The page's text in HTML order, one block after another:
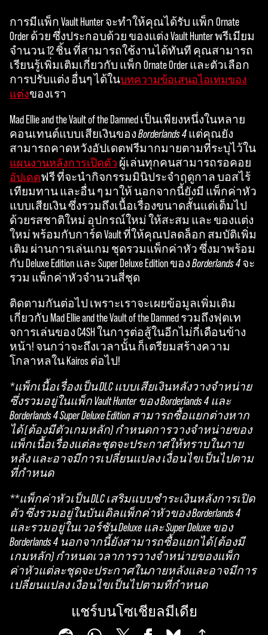
การมีแพ็ก Vault Hunter จะทำให้คุณได้รับ แพ็ก Ornate
Order ด้วย ซึ่งประกอบด้วย ของแต่ง Vault Hunter พรีเมียม
จำนวน 12 ชิ้น ที่สามารถใช้งานได้ทันที คุณสามารถ
เรียนรู้เพิ่มเติมเกี่ยวกับ แพ็ก Ornate Order และตัวเลือก
การปรับแต่ง อื่นๆ ได้ในบทความข้อเสนอไอเทมของ
แต่งของเรา
Mad Ellie and the Vault of the Damned เป็นเพียงหนึ่งในหลาย
คอนเทนต์แบบเสียเงินของBorderlands 4แต่คุณยัง
สามารถคาดหวังอัปเดตฟรีมากมายตามที่ระบุไว้ใน
แผนงานหลังการเปิดตัว ผู้เล่นทุกคนสามารถรอคอย
อัปเดตฟรี ที่จะนำกิจกรรมมินิประจำฤดูกาล บอสไร้
เทียมทาน และอื่น ๆ มาให้ นอกจากนี้ยังมี แพ็กค่าหัว
แบบเสียเงิน ซึ่งรวมถึงเนื้อเรื่องขนาดสั้นแต่เต็มไป
ด้วยรสชาติใหม่ อุปกรณ์ใหม่ ให้สะสม และ ของแต่ง
ใหม่ พร้อมกับการ์ด Vault ที่ให้คุณปลดล็อก สมบัติเพิ่ม
เติม ผ่านการเล่นเกม ชุดรวมแพ็กค่าหัว ซึ่งมาพร้อม
กับ Deluxe Edition และ Super Deluxe Edition ของBorderlands 4จะ
รวม แพ็กค่าหัวจำนวนสี่ชุด
ติดตามกันต่อไป เพราะเราจะเผยข้อมูลเพิ่มเติม
เกี่ยวกับ Mad Ellie and the Vault of the Damned รวมถึงฟุตเท
จการเล่นของ C4SH ในการต่อสู้ในอีกไม่กี่เดือนข้าง
หน้า! จนกว่าจะถึงเวลานั้น ก็เตรียมสร้างความ
โกลาหลใน Kairos ต่อไป!
*แพ็กเนื้อเรื่องเป็น DLC แบบเสียเงินหลังวางจำหน่าย
ซึ่งรวมอยู่ในแพ็ก Vault Hunter ของ Borderlands 4 และ
Borderlands 4 Super Deluxe Edition สามารถซื้อแยกต่างหาก
ได้ (ต้องมีตัวเกมหลัก) กำหนดการวางจำหน่ายของ
แพ็กเนื้อเรื่องแต่ละชุดจะประกาศให้ทราบในภาย
หลัง และอาจมีการเปลี่ยนแปลง เงื่อนไขเป็นไปตาม
ที่กำหนด
**แพ็กค่าหัวเป็น DLC เสริมแบบชำระเงินหลังการเปิด
ตัว ซึ่งรวมอยู่ในบันเดิลแพ็กค่าหัวของ Borderlands 4
และรวมอยู่ในเวอร์ชัน Deluxe และ Super Deluxe ของ
Borderlands 4 นอกจากนี้ยังสามารถซื้อแยกได้ (ต้องมี
เกมหลัก) กำหนดเวลาการวางจำหน่ายของแพ็ก
ค่าหัวแต่ละชุดจะประกาศในภายหลังและอาจมีการ
เปลี่ยนแปลง เงื่อนไขเป็นไปตามที่กำหนด
แชร์บนโซเชียลมีเดีย